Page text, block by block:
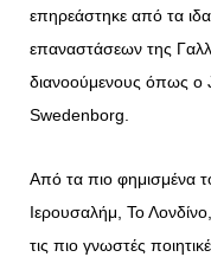
επηρεάστηκε από τα
επαναστάσεων της
διανοούμενους όπως ο
Swedenborg.
Από τα πιο φημισμένα
Ιερουσαλήμ, Το
τις πιο γνωστές